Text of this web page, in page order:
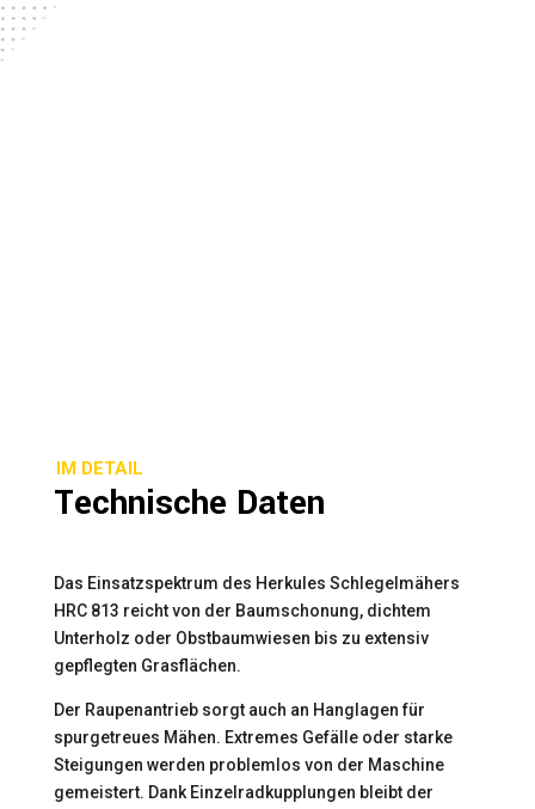
IM DETAIL
Technische Daten
Das Einsatzspektrum des Herkules Schlegelmähers
HRC 813 reicht von der Baumschonung, dichtem
Unterholz oder Obstbaumwiesen bis zu extensiv
gepflegten Grasflächen.
Der Raupenantrieb sorgt auch an Hanglagen für
spurgetreues Mähen. Extremes Gefälle oder starke
Steigungen werden problemlos von der Maschine
gemeistert. Dank Einzelradkupplungen bleibt der